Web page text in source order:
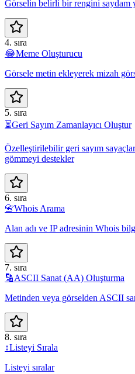
Görselin belirli bir rengini saydam
4. sıra
😂Meme Oluşturucu
Görsele metin ekleyerek mizah
5. sıra
⏳Geri Sayım Zamanlayıcı Oluştur
Özelleştirilebilir geri sayım
gömmeyi destekler
6. sıra
📇Whois Arama
Alan adı ve IP adresinin Whois
7. sıra
🔡ASCII Sanat (AA) Oluşturma
Metinden veya görselden ASCII
8. sıra
↕️Listeyi Sırala
Listeyi sıralar